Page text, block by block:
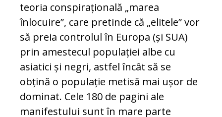
teoria conspirațională „marea
înlocuire”, care pretinde că „elitele” vor
să preia controlul în Europa (și SUA)
prin amestecul populației albe cu
asiatici și negri, astfel încât să se
obțină o populație metisă mai ușor de
dominat. Cele 180 de pagini ale
manifestului sunt în mare parte